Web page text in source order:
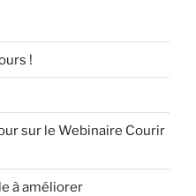
!
sur le Webinaire Courir
à améliorer